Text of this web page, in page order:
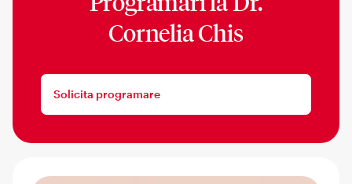
Cornelia Chis
Solicita programare